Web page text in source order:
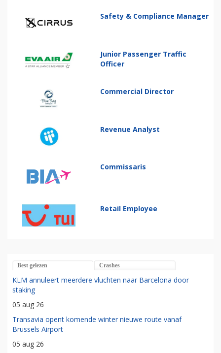
Safety & Compliance Manager
Junior Passenger Traffic
Officer
Commercial Director
Revenue Analyst
Commissaris
Retail Employee
Best gelezen Crashes
KLM annuleert meerdere vluchten naar Barcelona door
staking
05 aug 26
Transavia opent komende winter nieuwe route vanaf
Brussels Airport
05 aug 26